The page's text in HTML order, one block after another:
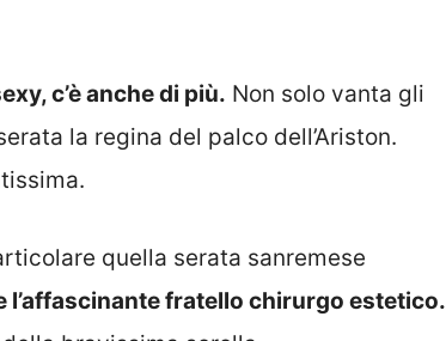
c’è anche di più. Non solo vanta gli
la regina del palco dell’Ariston.
quella serata sanremese
l’affascinante fratello chirurgo estetico.